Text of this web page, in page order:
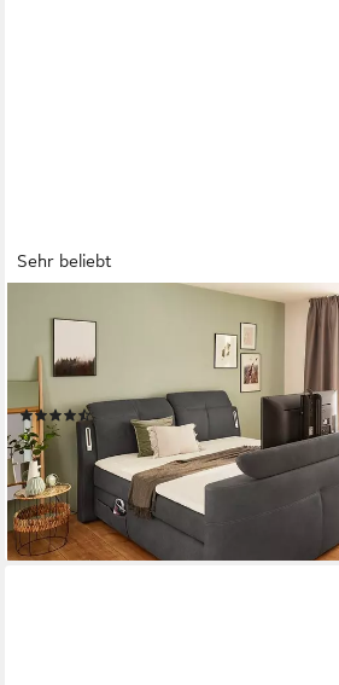
Sehr beliebt
Boxspringbett Movie Star in der Größe
versenkbarem TV-Lift und
Kopfstützen
(166)
ab 1.599,99 € UVP 2.699,99 €
-41%
lieferbar - in 2-3 Werktagen bei dir